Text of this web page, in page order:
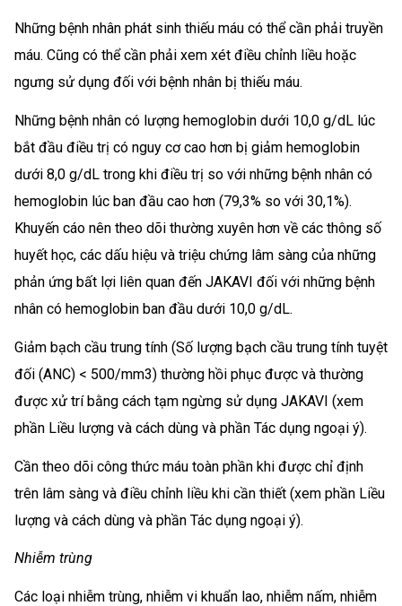
Những bệnh nhân phát sinh thiếu máu có thể cần phải truyền
máu. Cũng có thể cần phải xem xét điều chỉnh liều hoặc
ngưng sử dụng đối với bệnh nhân bị thiếu máu.
Những bệnh nhân có lượng hemoglobin dưới 10,0 g/dL lúc
bắt đầu điều trị có nguy cơ cao hơn bị giảm hemoglobin
dưới 8,0 g/dL trong khi điều trị so với những bệnh nhân có
hemoglobin lúc ban đầu cao hơn (79,3% so với 30,1%).
Khuyến cáo nên theo dõi thường xuyên hơn về các thông số
huyết học, các dấu hiệu và triệu chứng lâm sàng của những
phản ứng bất lợi liên quan đến JAKAVI đối với những bệnh
nhân có hemoglobin ban đầu dưới 10,0 g/dL.
Giảm bạch cầu trung tính (Số lượng bạch cầu trung tính tuyệt
đối (ANC) < 500/mm3) thường hồi phục được và thường
được xử trí bằng cách tạm ngừng sử dụng JAKAVI (xem
phần Liều lượng và cách dùng và phần Tác dụng ngoại ý).
Cần theo dõi công thức máu toàn phần khi được chỉ định
trên lâm sàng và điều chỉnh liều khi cần thiết (xem phần Liều
lượng và cách dùng và phần Tác dụng ngoại ý).
Nhiễm trùng
Các loại nhiễm trùng, nhiễm vi khuẩn lao, nhiễm nấm, nhiễm